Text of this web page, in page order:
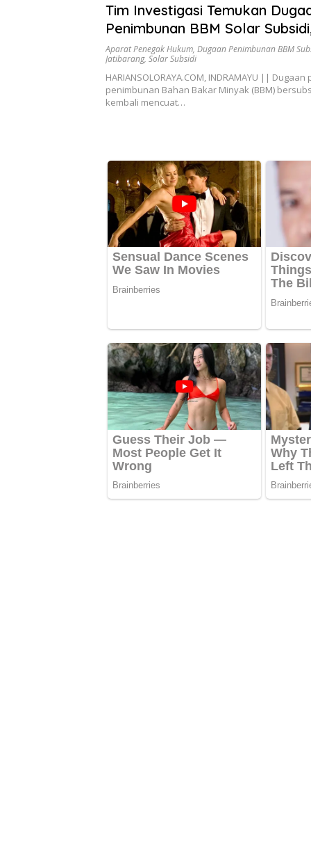
Tim Investigasi Temukan
Penimbunan BBM Solar
Penindakan Dipertanyakan
Aparat Penegak Hukum, Dugaan Penimbunan BBM
Jatibarang, Solar Subsidi
HARIANSOLORAYA.COM, INDRAMAYU || Dugaan
penimbunan Bahan Bakar Minyak (BBM)
kembali mencuat…